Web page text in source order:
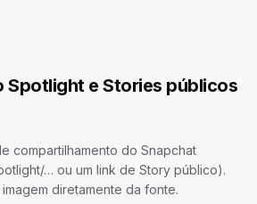
Spotlight e Stories públicos
compartilhamento do Snapchat
… ou um link de Story público).
diretamente da fonte.